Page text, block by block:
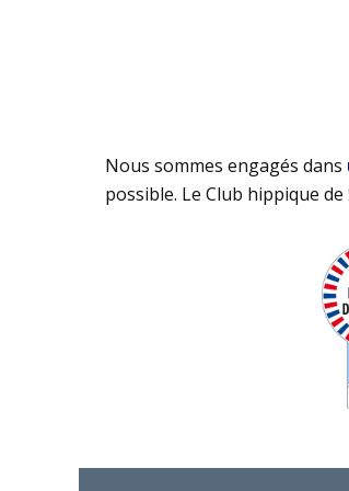
Nous sommes engagés dans
possible. Le Club hippique